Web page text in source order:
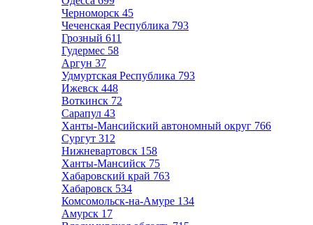
Черноморск 45
Чеченская Республика 793
Грозный 611
Гудермес 58
Аргун 37
Удмуртская Республика 793
Ижевск 448
Воткинск 72
Сарапул 43
Ханты-Мансийский автономный округ 766
Сургут 312
Нижневартовск 158
Ханты-Мансийск 75
Хабаровский край 763
Хабаровск 534
Комсомольск-на-Амуре 134
Амурск 17